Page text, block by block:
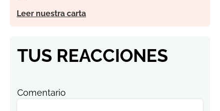
Leer nuestra carta
TUS REACCIONES
Comentario